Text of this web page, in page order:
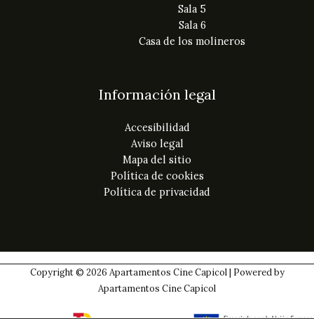
Sala 5
Sala 6
Casa de los molineros
Información legal
Accesibilidad
Aviso legal
Mapa del sitio
Política de cookies
Política de privacidad
Copyright © 2026 Apartamentos Cine Capicol | Powered by
Apartamentos Cine Capicol